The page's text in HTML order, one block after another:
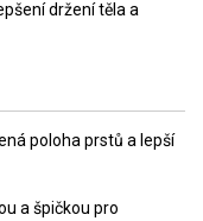
držení těla a
poloha prstů a lepší
a špičkou pro